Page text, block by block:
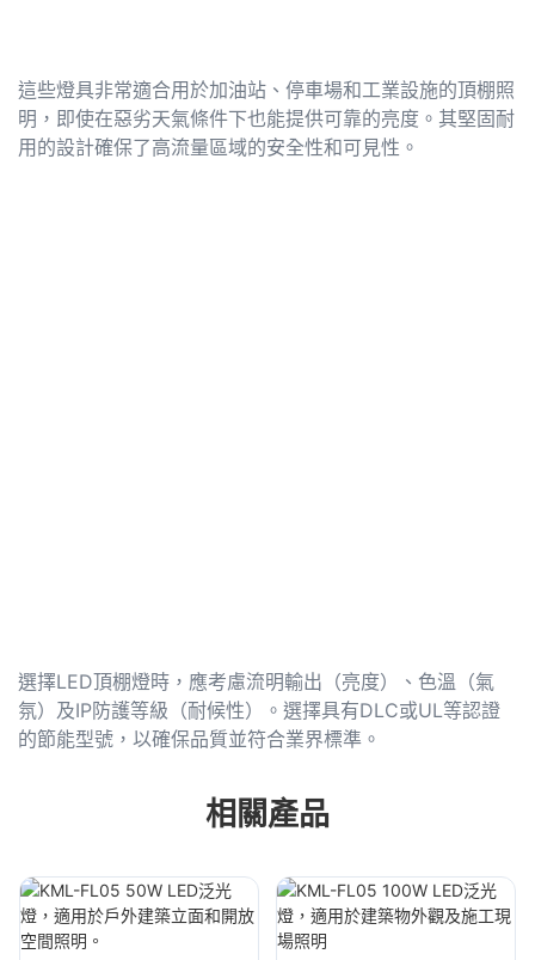
這些燈具非常適合用於加油站、停車場和工業設施的頂棚照
明，即使在惡劣天氣條件下也能提供可靠的亮度。其堅固耐
用的設計確保了高流量區域的安全性和可見性。
選擇LED頂棚燈時，應考慮流明輸出（亮度）、色溫（氣
氛）及IP防護等級（耐候性）。選擇具有DLC或UL等認證
的節能型號，以確保品質並符合業界標準。
相關產品